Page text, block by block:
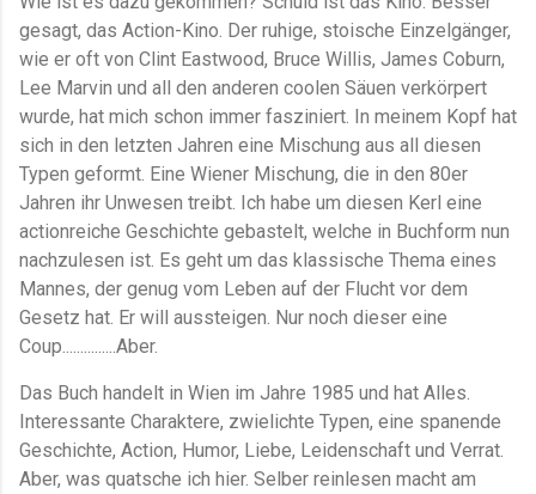
gesagt, das Action-Kino. Der ruhige, stoische Einzelgänger,
wie er oft von Clint Eastwood, Bruce Willis, James Coburn,
Lee Marvin und all den anderen coolen Säuen verkörpert
wurde, hat mich schon immer fasziniert. In meinem Kopf hat
sich in den letzten Jahren eine Mischung aus all diesen
Typen geformt. Eine Wiener Mischung, die in den 80er
Jahren ihr Unwesen treibt. Ich habe um diesen Kerl eine
actionreiche Geschichte gebastelt, welche in Buchform nun
nachzulesen ist. Es geht um das klassische Thema eines
Mannes, der genug vom Leben auf der Flucht vor dem
Gesetz hat. Er will aussteigen. Nur noch dieser eine
Coup...............Aber.
Das Buch handelt in Wien im Jahre 1985 und hat Alles.
Interessante Charaktere, zwielichte Typen, eine spanende
Geschichte, Action, Humor, Liebe, Leidenschaft und Verrat.
Aber, was quatsche ich hier. Selber reinlesen macht am